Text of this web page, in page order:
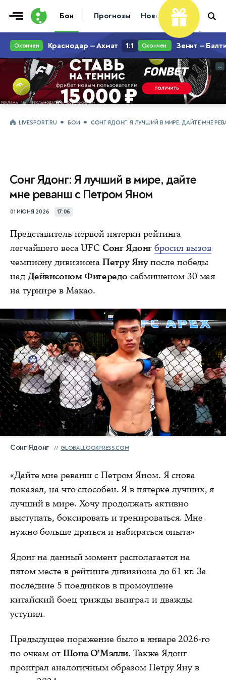
Бои Прогнозы Новости Бокс
...
...
LIVESPORT.RU БОИ СОНГ ЯДОНГ: Я ЛУЧШИЙ В МИРЕ, ДАЙТЕ МНЕ
Сонг Ядонг: Я лучший в мире, дайте
мне реванш с Петром Яном
01 ИЮНЯ 2026 17:06
Представитель первой пятерки рейтинга
легчайшего веса UFC Сонг Ядонг бросил вызов
чемпиону дивизионаПетру Янупосле победы
над Дейвисоном Фигередо сабмишеном 30 мая
на турнире в Макао.
Сонг Ядонг GLOBALLOOKPRESS.COM
«Дайте мне реванш с Петром Яном. Я снова
показал, на что способен. Я в пятерке лучших, я
лучший в мире. Хочу продолжать активно
выступать, боксировать и тренироваться. Мне
нужно больше драться и набираться опыта»
Ядонг на данный момент располагается на
пятом месте в рейтинге дивизиона до 61 кг. За
последние 5 поединков в промоушене
китайский боец трижды выиграл и дважды
уступил.
Предыдущее поражение было в январе 2026-го
по очкам от Шона О’Мэлли. Также Ядонг
проиграл аналогичным образом Петру Яну в